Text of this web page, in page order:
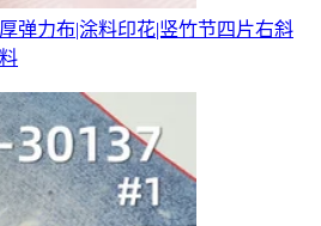
弹力布|涂料印花|竖竹节四片右斜